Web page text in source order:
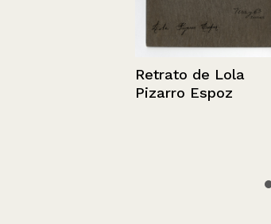
Retrato de Lola
Pizarro Espoz